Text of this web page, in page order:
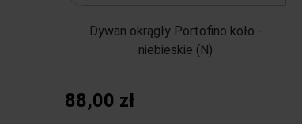
Dywan okrągły Portofino koło -
niebieskie (N)
88,00 zł